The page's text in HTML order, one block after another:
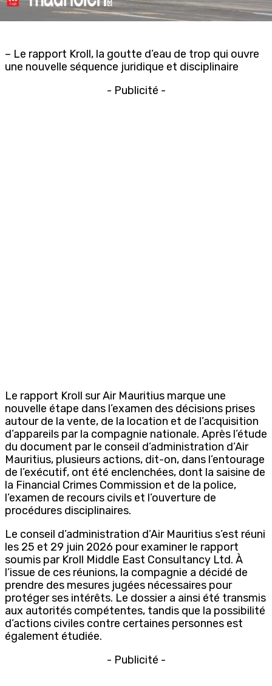
– Le rapport Kroll, la goutte d’eau de trop qui ouvre
une nouvelle séquence juridique et disciplinaire
- Publicité -
Le rapport Kroll sur Air Mauritius marque une
nouvelle étape dans l’examen des décisions prises
autour de la vente, de la location et de l’acquisition
d’appareils par la compagnie nationale. Après l’étude
du document par le conseil d’administration d’Air
Mauritius, plusieurs actions, dit-on, dans l’entourage
de l’exécutif, ont été enclenchées, dont la saisine de
la Financial Crimes Commission et de la police,
l’examen de recours civils et l’ouverture de
procédures disciplinaires.
Le conseil d’administration d’Air Mauritius s’est réuni
les 25 et 29 juin 2026 pour examiner le rapport
soumis par Kroll Middle East Consultancy Ltd. À
l’issue de ces réunions, la compagnie a décidé de
prendre des mesures jugées nécessaires pour
protéger ses intérêts. Le dossier a ainsi été transmis
aux autorités compétentes, tandis que la possibilité
d’actions civiles contre certaines personnes est
également étudiée.
- Publicité -